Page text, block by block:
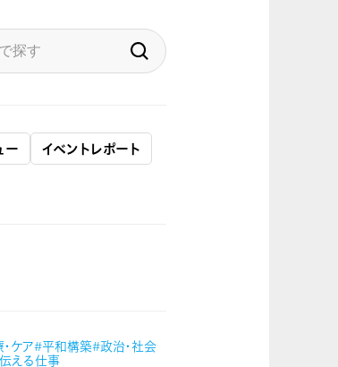
ー
イベントレポート
ケア#平和構築#政治・社会
える仕事